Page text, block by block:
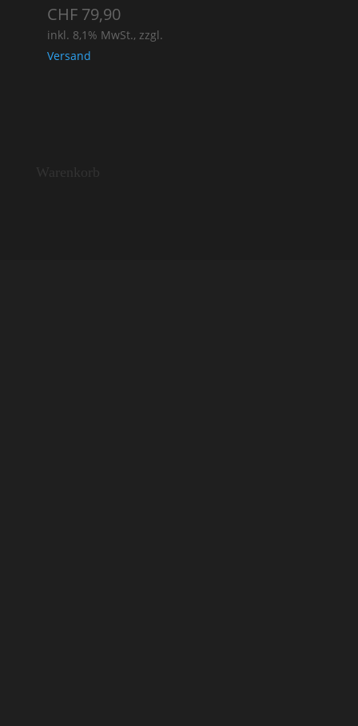
CHF79,90
inkl. 8,1% MwSt., zzgl.
Versand
Warenkorb